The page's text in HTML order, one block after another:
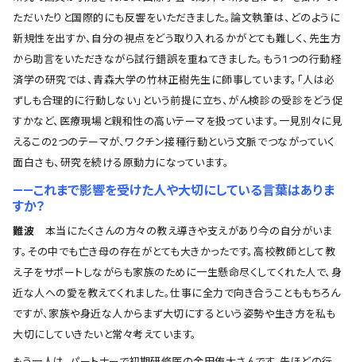
ただいたりと国際的にも反響をいただきました。論文執筆は、どのように
新規性を出すか、自分の視点をどう取り入れるかがとても難しく、先生方
から助言をいただきながら試行錯誤を重ねてきました。もう1つの行動経
済学の研究では、青森大学の竹林正樹先生に師事しています。「人は必
ずしも合理的に行動しない」という前提に立ち、がん検診の受診をどう促
すかなど、医療現場と親和性の高いテーマを扱っています。一見別々に見
えるこの2つのテーマが、ワクチン接種行動という文脈でつながっていく
面白さも、研究を続ける原動力になっています。
――これまで影響を受けた人や大切にしている言葉はありま
すか？
難波 本当にたくさんの方々の教え導きや支えがあり今の自分がいま
す。その中でも亡き母の存在がとても大きかったです。高校教師として教
え子をサポートしながらも家族のために一生懸命尽くしてくれた人で、身
近な人への愛を教えてくれました。仕事に全力で向き合うことももちろん
ですが、家族や身近な人からまず大切にするという姿勢や生き方を私も
大切にしていきたいと常々考えています。